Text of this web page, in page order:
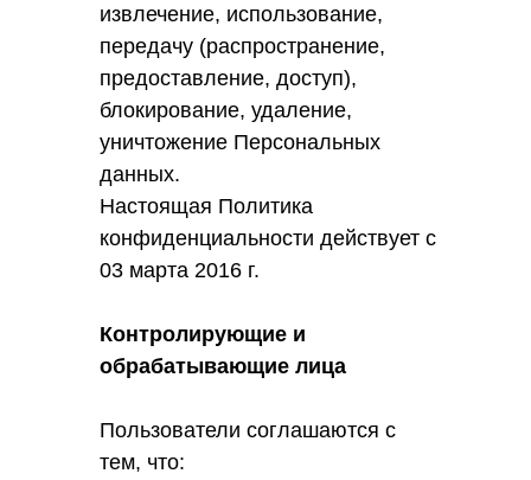
извлечение, использование,
передачу (распространение,
предоставление, доступ),
блокирование, удаление,
уничтожение Персональных
данных.
Настоящая Политика
конфиденциальности действует с
03 марта 2016 г.
Контролирующие и
обрабатывающие лица
Пользователи соглашаются с
тем, что: